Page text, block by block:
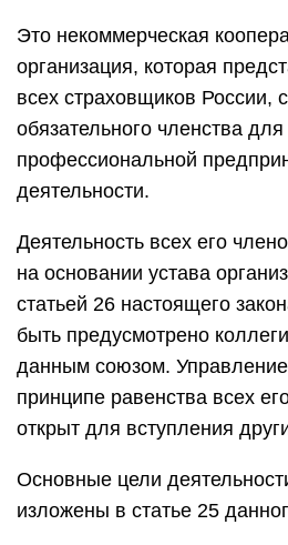
Это некоммерческая
организация, которая
всех страховщиков России,
обязательного членства
профессиональной
деятельности.
Деятельность всех его
на основании устава
статьей 26 настоящего
быть предусмотрено
данным союзом.
принципе равенства всех
открыт для вступления
Основные цели
изложены в статье 25